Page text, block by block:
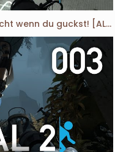
Portal 2 #002 - Ich kann nicht wenn du guckst! [ALONE:K3-7][DE][HD]